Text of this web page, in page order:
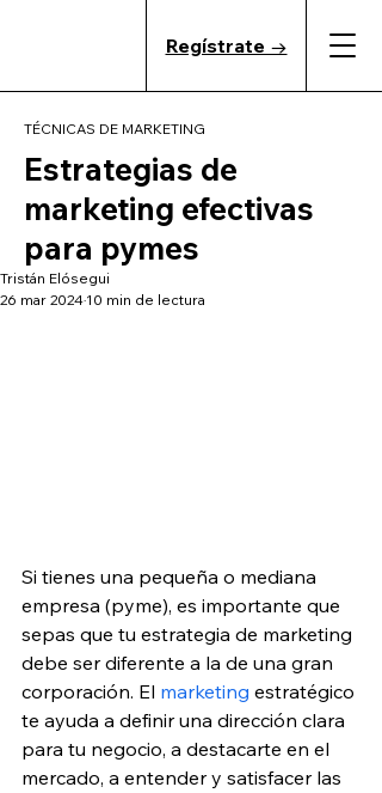
Regístrate →
TÉCNICAS DE MARKETING
Estrategias de
marketing efectivas
para pymes
Tristán Elósegui
26 mar 2024 10 min de lectura
Si tienes una pequeña o mediana
empresa (pyme), es importante que
sepas que tu estrategia de marketing
debe ser diferente a la de una gran
corporación. El marketing estratégico
te ayuda a definir una dirección clara
para tu negocio, a destacarte en el
mercado, a entender y satisfacer las